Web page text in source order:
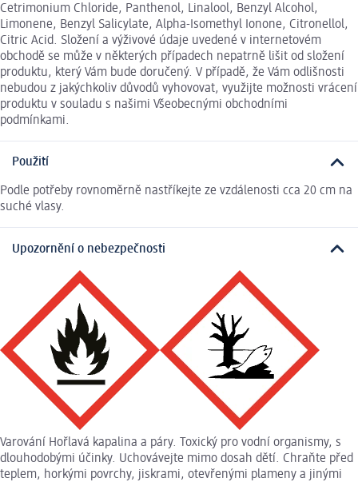
Cetrimonium Chloride, Panthenol, Linalool, Benzyl Alcohol,
Limonene, Benzyl Salicylate, Alpha-Isomethyl Ionone, Citronellol,
Citric Acid. Složení a výživové údaje uvedené v internetovém
obchodě se může v některých případech nepatrně lišit od složení
produktu, který Vám bude doručený. V případě, že Vám odlišnosti
nebudou z jakýchkoliv důvodů vyhovovat, využijte možnosti vrácení
produktu v souladu s našimi Všeobecnými obchodními
podmínkami.
Použití
Podle potřeby rovnoměrně nastříkejte ze vzdálenosti cca 20 cm na
suché vlasy.
Upozornění o nebezpečnosti
Varování Hořlavá kapalina a páry. Toxický pro vodní organismy, s
dlouhodobými účinky. Uchovávejte mimo dosah dětí. Chraňte před
teplem, horkými povrchy, jiskrami, otevřenými plameny a jinými